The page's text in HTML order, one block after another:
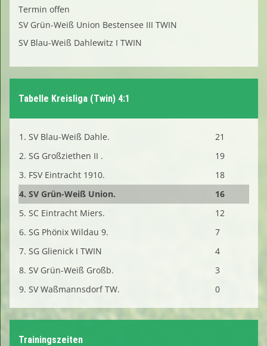
Termin offen
SV Grün-Weiß Union Bestensee III TWIN
SV Blau-Weiß Dahlewitz I TWIN
Tabelle Kreisliga (Twin) 4:1
1. SV Blau-Weiß Dahle.
21
2. SG Großziethen II .
19
3. FSV Eintracht 1910.
18
4. SV Grün-Weiß Union.
16
5. SC Eintracht Miers.
12
6. SG Phönix Wildau 9.
7
7. SG Glienick I TWIN
4
8. SV Grün-Weiß Großb.
3
9. SV Waßmannsdorf TW.
0
Trainingszeiten